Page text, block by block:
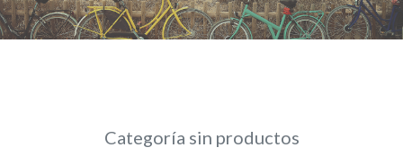
Categoría sin productos